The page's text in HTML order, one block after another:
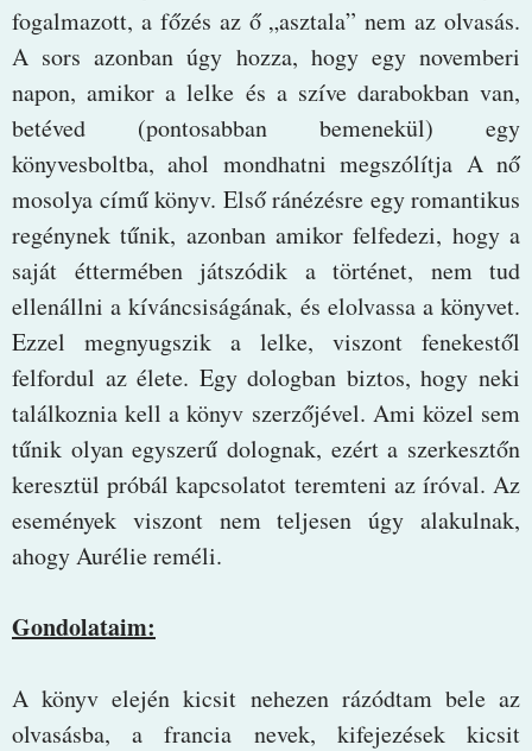
fogalmazott, a főzés az ő „asztala” nem az olvasás.
A sors azonban úgy hozza, hogy egy novemberi
napon, amikor a lelke és a szíve darabokban van,
betéved (pontosabban bemenekül) egy
könyvesboltba, ahol mondhatni megszólítja A nő
mosolya című könyv. Első ránézésre egy romantikus
regénynek tűnik, azonban amikor felfedezi, hogy a
saját éttermében játszódik a történet, nem tud
ellenállni a kíváncsiságának, és elolvassa a könyvet.
Ezzel megnyugszik a lelke, viszont fenekestől
felfordul az élete. Egy dologban biztos, hogy neki
találkoznia kell a könyv szerzőjével. Ami közel sem
tűnik olyan egyszerű dolognak, ezért a szerkesztőn
keresztül próbál kapcsolatot teremteni az íróval. Az
események viszont nem teljesen úgy alakulnak,
ahogy Aurélie reméli.
Gondolataim:
A könyv elején kicsit nehezen rázódtam bele az
olvasásba, a francia nevek, kifejezések kicsit